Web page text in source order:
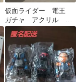
仮面ライダー 電王
ガチャ アクリル 全
国巡回